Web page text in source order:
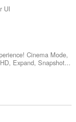
UI
Cinema Mode,
Expand, Snapshot...